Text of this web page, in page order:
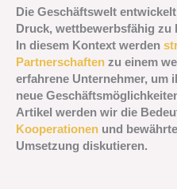
Die Geschäftswelt
Druck, wettbewerbsfähig zu
In diesem Kontext werden
Partnerschaften zu einem
erfahrene Unternehmer, um
neue
Artikel werden wir die
Kooperationen und
Umsetzung diskutieren.